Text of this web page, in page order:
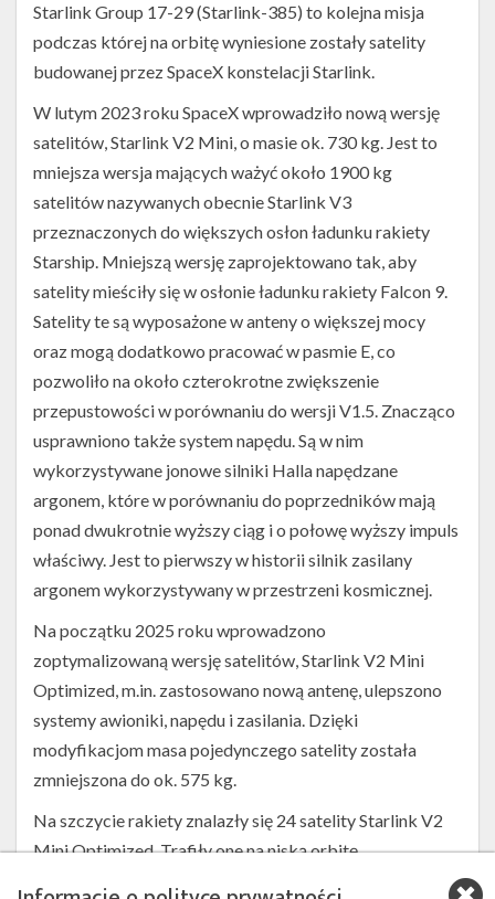
Starlink Group 17-29 (Starlink-385) to kolejna misja
podczas której na orbitę wyniesione zostały satelity
budowanej przez SpaceX konstelacji Starlink.
W lutym 2023 roku SpaceX wprowadziło nową wersję
satelitów, Starlink V2 Mini, o masie ok. 730 kg. Jest to
mniejsza wersja mających ważyć około 1900 kg
satelitów nazywanych obecnie Starlink V3
przeznaczonych do większych osłon ładunku rakiety
Starship. Mniejszą wersję zaprojektowano tak, aby
satelity mieściły się w osłonie ładunku rakiety Falcon 9.
Satelity te są wyposażone w anteny o większej mocy
oraz mogą dodatkowo pracować w pasmie E, co
pozwoliło na około czterokrotne zwiększenie
przepustowości w porównaniu do wersji V1.5. Znacząco
usprawniono także system napędu. Są w nim
wykorzystywane jonowe silniki Halla napędzane
argonem, które w porównaniu do poprzedników mają
ponad dwukrotnie wyższy ciąg i o połowę wyższy impuls
właściwy. Jest to pierwszy w historii silnik zasilany
argonem wykorzystywany w przestrzeni kosmicznej.
Na początku 2025 roku wprowadzono
zoptymalizowaną wersję satelitów, Starlink V2 Mini
Optimized, m.in. zastosowano nową antenę, ulepszono
systemy awioniki, napędu i zasilania. Dzięki
modyfikacjom masa pojedynczego satelity została
zmniejszona do ok. 575 kg.
Na szczycie rakiety znalazły się 24 satelity Starlink V2
Mini Optimized. Trafiły one na niską orbitę